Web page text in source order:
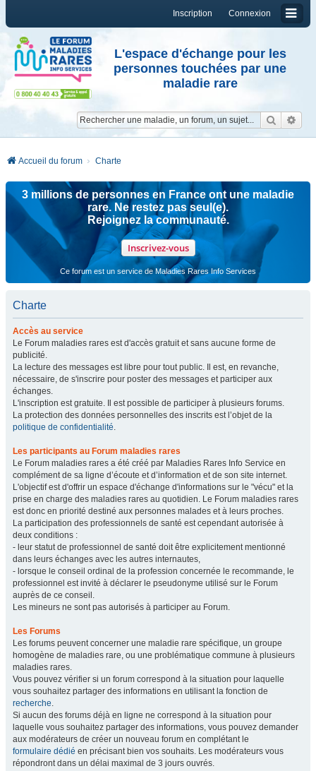
Connexion
Inscription
L'espace d'échange pour les
personnes touchées par une
maladie rare
Accueil du forum Charte
3 millions de personnes en France ont une maladie
rare. Ne restez pas seul(e).
Rejoignez la communauté.
Inscrivez-vous
Ce forum est un service de Maladies Rares Info Services
Charte
Accès au service
Le Forum maladies rares est d'accès gratuit et sans aucune forme de
publicité.
La lecture des messages est libre pour tout public. Il est, en revanche,
nécessaire, de s'inscrire pour poster des messages et participer aux
échanges.
L'inscription est gratuite. Il est possible de participer à plusieurs forums.
La protection des données personnelles des inscrits est l’objet de la
politique de confidentialité.
Les participants au Forum maladies rares
Le Forum maladies rares a été créé par Maladies Rares Info Service en
complément de sa ligne d’écoute et d’information et de son site internet.
L'objectif est d'offrir un espace d'échange d'informations sur le "vécu" et la
prise en charge des maladies rares au quotidien. Le Forum maladies rares
est donc en priorité destiné aux personnes malades et à leurs proches.
La participation des professionnels de santé est cependant autorisée à
deux conditions :
- leur statut de professionnel de santé doit être explicitement mentionné
dans leurs échanges avec les autres internautes,
- lorsque le conseil ordinal de la profession concernée le recommande, le
professionnel est invité à déclarer le pseudonyme utilisé sur le Forum
auprès de ce conseil.
Les mineurs ne sont pas autorisés à participer au Forum.
Les Forums
Les forums peuvent concerner une maladie rare spécifique, un groupe
homogène de maladies rare, ou une problématique commune à plusieurs
maladies rares.
Vous pouvez vérifier si un forum correspond à la situation pour laquelle
vous souhaitez partager des informations en utilisant la fonction de
recherche.
Si aucun des forums déjà en ligne ne correspond à la situation pour
laquelle vous souhaitez partager des informations, vous pouvez demander
aux modérateurs de créer un nouveau forum en complétant le
formulaire dédié en précisant bien vos souhaits. Les modérateurs vous
répondront dans un délai maximal de 3 jours ouvrés.